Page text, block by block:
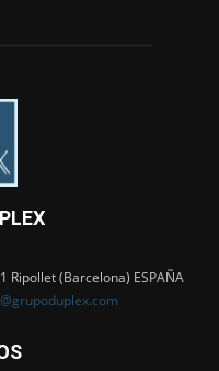
Ripollet (Barcelona) ESPAÑA